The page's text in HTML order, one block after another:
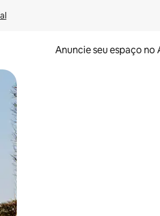
Anuncie seu espaço no